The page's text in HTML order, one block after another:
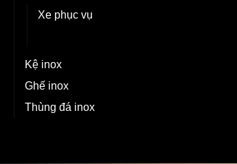
Xe phục vụ
Kệ inox
Ghế inox
Thùng đá inox